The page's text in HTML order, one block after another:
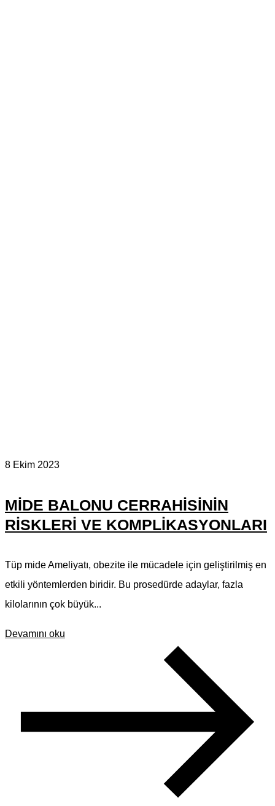
8 Ekim 2023
MIDE BALONU CERRAHISININ
RISKLERI VE KOMPLIKASYONLARI
Tüp mide Ameliyatı, obezite ile mücadele için geliştirilmiş en
etkili yöntemlerden biridir. Bu prosedürde adaylar, fazla
kilolarının çok büyük...
Devamını oku